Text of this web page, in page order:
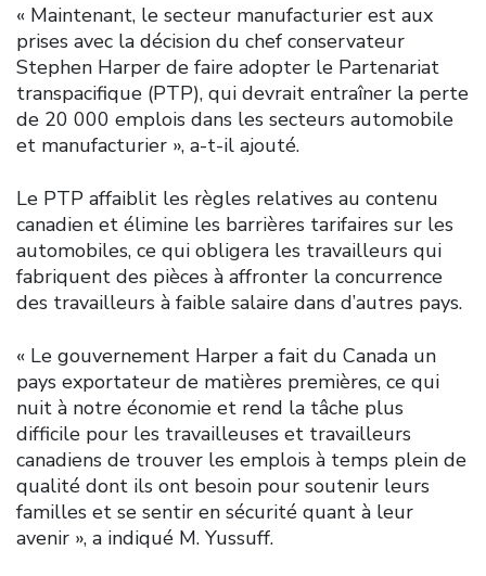
« Maintenant, le secteur manufacturier est aux
prises avec la décision du chef conservateur
Stephen Harper de faire adopter le Partenariat
transpacifique (PTP), qui devrait entraîner la perte
de 20 000 emplois dans les secteurs automobile
et manufacturier », a-t-il ajouté.
Le PTP affaiblit les règles relatives au contenu
canadien et élimine les barrières tarifaires sur les
automobiles, ce qui obligera les travailleurs qui
fabriquent des pièces à affronter la concurrence
des travailleurs à faible salaire dans d’autres pays.
« Le gouvernement Harper a fait du Canada un
pays exportateur de matières premières, ce qui
nuit à notre économie et rend la tâche plus
difficile pour les travailleuses et travailleurs
canadiens de trouver les emplois à temps plein de
qualité dont ils ont besoin pour soutenir leurs
familles et se sentir en sécurité quant à leur
avenir », a indiqué M. Yussuff.